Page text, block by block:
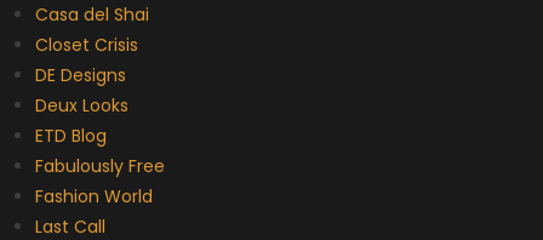
Casa del Shai
Closet Crisis
DE Designs
Deux Looks
ETD Blog
Fabulously Free
Fashion World
Last Call